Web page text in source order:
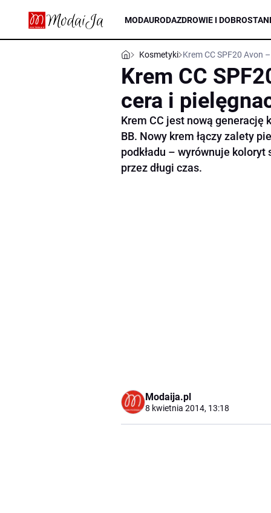
MODAURODAZDROWIE I DOBROSTAN
Kosmetyki Krem CC SPF20 Avon
Krem CC
cera i
Krem CC jest nową
BB. Nowy krem łączy zalety
podkładu – wyrównuje koloryt
przez długi czas.
Modaija.pl
8 kwietnia 2014, 13:18